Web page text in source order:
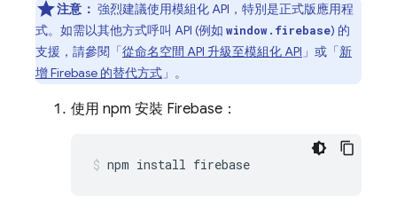
注意： 強烈建議使用模組化 API，特別是正式版應用程
式。如需以其他方式呼叫 API (例如 window.firebase) 的
支援，請參閱「從命名空間 API 升級至模組化 API 」或「新
增 Firebase 的替代方式 」。
使用 npm 安裝 Firebase：
npm install firebase